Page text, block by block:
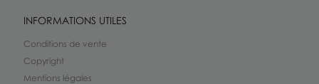
INFORMATIONS UTILES
Conditions de vente
Copyright
Mentions légales